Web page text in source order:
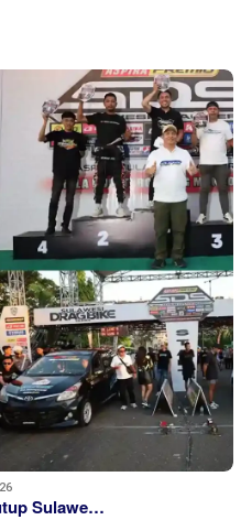
Sulawe…